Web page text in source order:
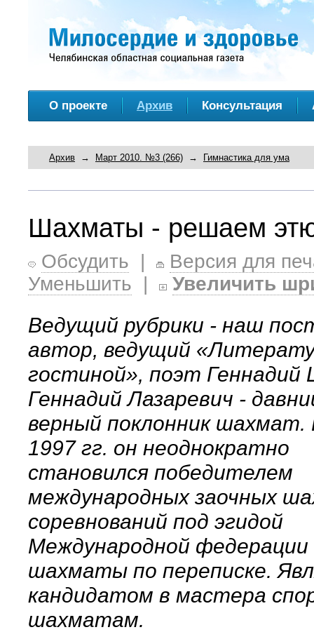
О проекте Архив Консультация
Архив → Март 2010. №3 (266) → Гимнастика для ума
Шахматы - решаем
Обсудить |
Версия для
Уменьшить | Увеличить
Ведущий рубрики - наш
автор, ведущий
гостиной», поэт Геннадий
Геннадий Лазаревич -
верный поклонник шахмат.
1997 гг. он неоднократно
становился победителем
международных заочных
соревнований под эгидой
Международной федерации
шахматы по переписке.
кандидатом в мастера
шахматам.